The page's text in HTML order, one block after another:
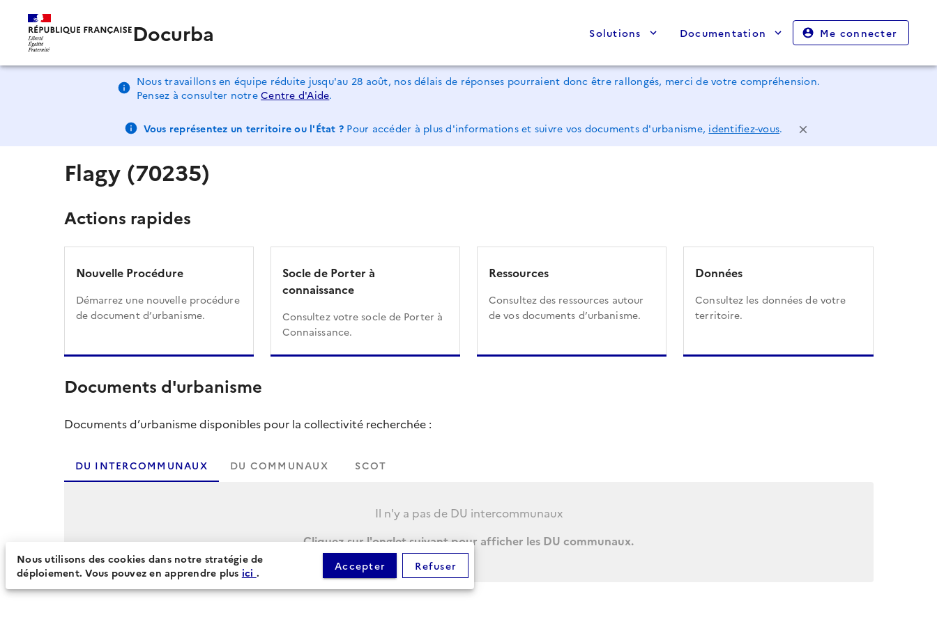
Docurba Solutions Documentation Me connecter
Nous travaillons en équipe réduite jusqu'au 28 août, nos délais de réponses pourraient donc être rallongés, merci de votre compréhension.
Pensez à consulter notreCentre d'Aide.
Vous représentez un territoire ou l'État ? Pour accéder à plus d'informations et suivre vos documents d'urbanisme, identifiez-vous.
Flagy (70235)
Actions rapides
Nouvelle Procédure
Démarrez une nouvelle procédure
de document d’urbanisme.
Socle de Porter à
connaissance
Consultez votre socle de Porter à
Connaissance.
Ressources
Consultez des ressources autour
de vos documents d’urbanisme.
Données
Consultez les données de votre
territoire.
Documents d'urbanisme
Documents d’urbanisme disponibles pour la collectivité recherchée :
DU INTERCOMMUNAUX DU COMMUNAUX SCOT
Il n'y a pas de DU intercommunaux
Cliquez sur l'onglet suivant pour afficher les DU communaux.
Nous utilisons des cookies dans notre stratégie de
déploiement. Vous pouvez en apprendre plus ici . Accepter Refuser